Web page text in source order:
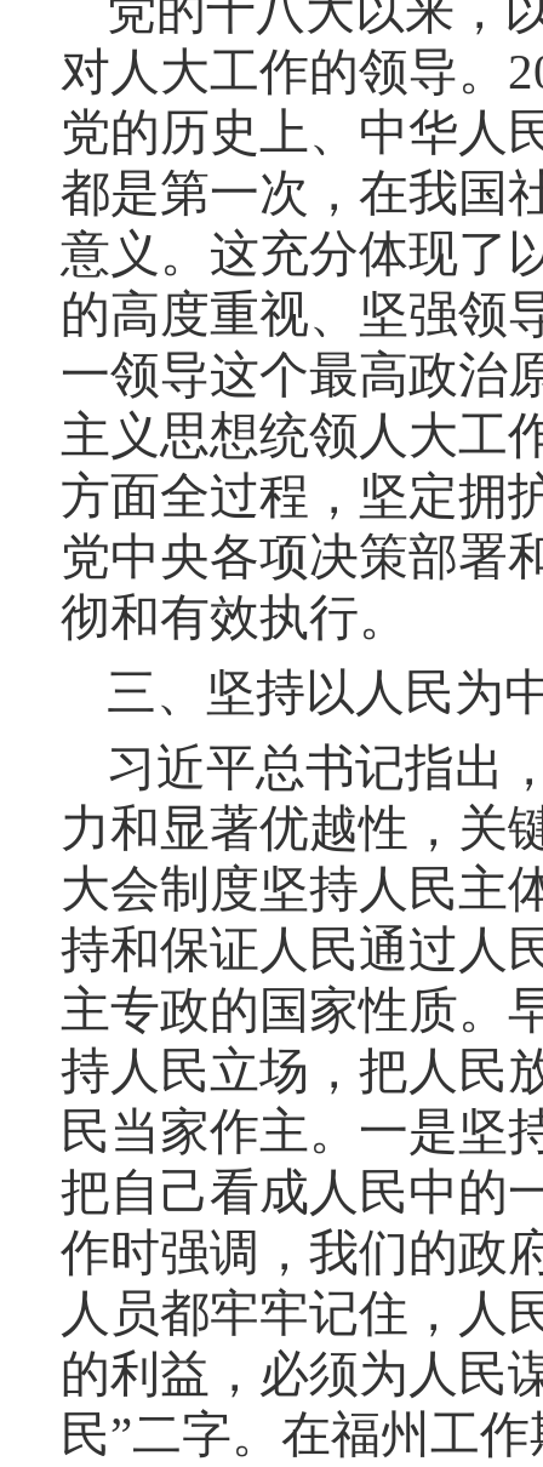
党的十八大以来，
对人大工作的领导。
党的历史上、中华人
都是第一次，在我国
意义。这充分体现了
的高度重视、坚强领
一领导这个最高政治
主义思想统领人大工
方面全过程，坚定拥
党中央各项决策部署
彻和有效执行。
三、坚持以人民为
习近平总书记指出
力和显著优越性，关
大会制度坚持人民主
持和保证人民通过人
主专政的国家性质。
持人民立场，把人民
民当家作主。一是坚
把自己看成人民中的
作时强调，我们的政
人员都牢牢记住，人
的利益，必须为人民
民”二字。在福州工